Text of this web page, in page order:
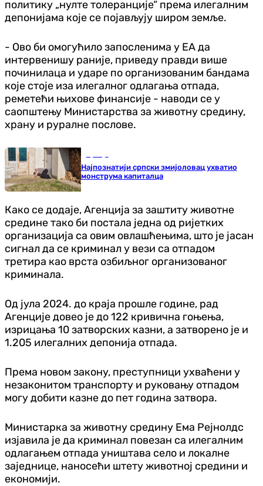
политику „нулте толеранције“ према илегалним
депонијама које се појављују широм земље.
- Ово би омогућило запосленима у ЕА да
интервенишу раније, приведу правди више
починилаца и ударе по организованим бандама
које стоје иза илегалног одлагања отпада,
реметећи њихове финансије - наводи се у
саопштењу Министарства за животну средину,
храну и руралне послове.
Најпознатији српски змијоловац ухватио
монструма капиталца
Како се додаје, Агенција за заштиту животне
средине тако би постала једна од ријетких
организација са овим овлашћењима, што је јасан
сигнал да се криминал у вези са отпадом
третира као врста озбиљног организованог
криминала.
Од јула 2024. до краја прошле године, рад
Агенције довео је до 122 кривична гоњења,
изрицања 10 затворских казни, а затворено је и
1.205 илегалних депонија отпада.
Према новом закону, преступници ухваћени у
незаконитом транспорту и руковању отпадом
могу добити казне до пет година затвора.
Министарка за животну средину Ема Рејнолдс
изјавила је да криминал повезан са илегалним
одлагањем отпада уништава село и локалне
заједнице, наносећи штету животној средини и
економији.